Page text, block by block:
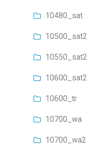
10480_sat
10500_sat2
10550_sat2
10600_sat2
10600_tr
10700_wa
10700_wa2